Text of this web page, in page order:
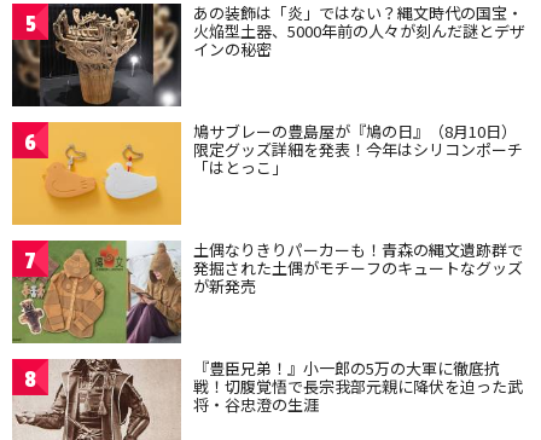
5 あの装飾は「炎」ではない？縄文時代の国宝・
火焔型土器、5000年前の人々が刻んだ謎とデザ
インの秘密
6 鳩サブレーの豊島屋が『鳩の日』（8月10日）
限定グッズ詳細を発表！今年はシリコンポーチ
「はとっこ」
7 土偶なりきりパーカーも！青森の縄文遺跡群で
発掘された土偶がモチーフのキュートなグッズ
が新発売
8 『豊臣兄弟！』小一郎の5万の大軍に徹底抗
戦！切腹覚悟で長宗我部元親に降伏を迫った武
将・谷忠澄の生涯